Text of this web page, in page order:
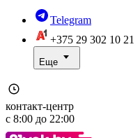
Telegram
+375 29 302 10 21
Еще
контакт-центр
с 8:00 до 22:00